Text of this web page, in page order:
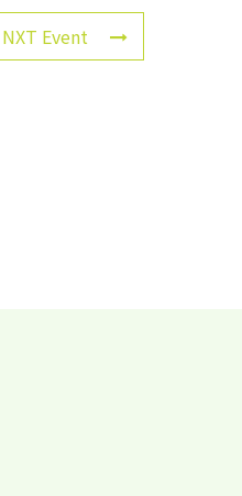
NXT Event